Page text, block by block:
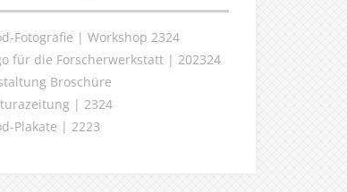
Fotografie | Workshop 2324
für die Forscherwerkstatt | 202324
Broschüre
| 2324
Plakate | 2223